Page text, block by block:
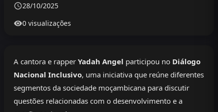
28/10/2025
0 visualizações
A cantora e rapper Yadah Angel participou no Diálogo
Nacional Inclusivo, uma iniciativa que reúne diferentes
segmentos da sociedade moçambicana para discutir
questões relacionadas com o desenvolvimento e a